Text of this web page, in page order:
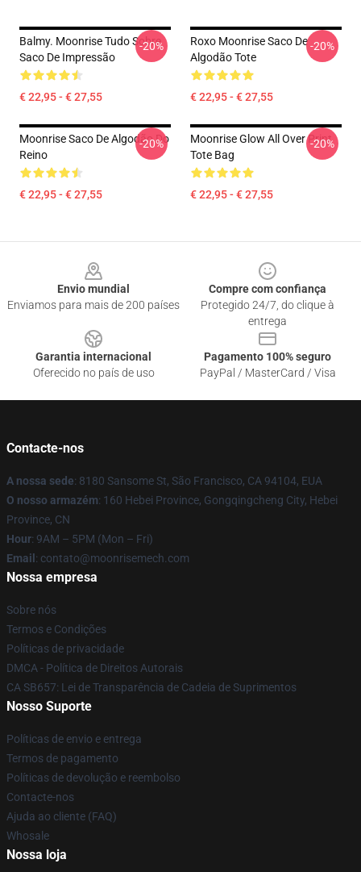
Balmy. Moonrise Tudo Sobre
Saco De Impressão
€ 22,95 - € 27,55
-20%
Roxo Moonrise Saco De
Algodão Tote
€ 22,95 - € 27,55
-20%
Moonrise Saco De Algodão Do
Reino
€ 22,95 - € 27,55
-20%
Moonrise Glow All Over Print
Tote Bag
€ 22,95 - € 27,55
-20%
Envio mundial
Enviamos para mais de 200 países
Compre com confiança
Protegido 24/7, do clique à
entrega
Garantia internacional
Oferecido no país de uso
Pagamento 100% seguro
PayPal / MasterCard / Visa
Contacte-nos
A nossa sede: 8180 Sansome St, São Francisco, CA 94104, EUA
O nosso armazém: 160 Hebei Province, Gongqingcheng City, Hebei
Province, CN
Hour: 9AM – 5PM (Mon – Fri)
Email : contato@moonrisemech.com
Nossa empresa
Sobre nós
Termos e Condições
Políticas de privacidade
DMCA - Política de Direitos Autorais
CA SB657: Lei de Transparência de Cadeia de Suprimentos
Nosso Suporte
Políticas de envio e entrega
Termos de pagamento
Políticas de devolução e reembolso
Contacte-nos
Ajuda ao cliente (FAQ)
Whosale
Nossa loja